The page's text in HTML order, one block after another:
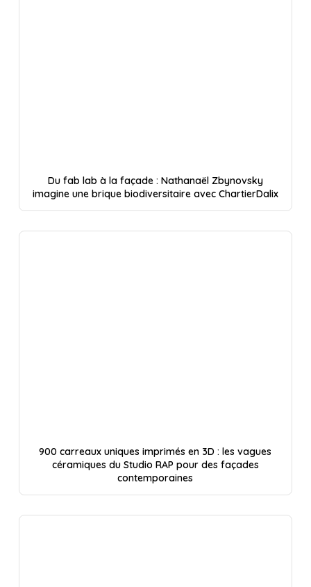
Du fab lab à la façade : Nathanaël Zbynovsky
imagine une brique biodiversitaire avec ChartierDalix
900 carreaux uniques imprimés en 3D : les vagues
céramiques du Studio RAP pour des façades
contemporaines